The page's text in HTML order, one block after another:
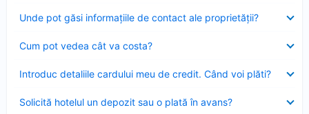
Unde pot găsi informațiile de contact ale proprietății?
închis
Cum pot vedea cât va costa?
închis
Introduc detaliile cardului meu de credit. Când voi plăti?
închis
Solicită hotelul un depozit sau o plată în avans?
închis